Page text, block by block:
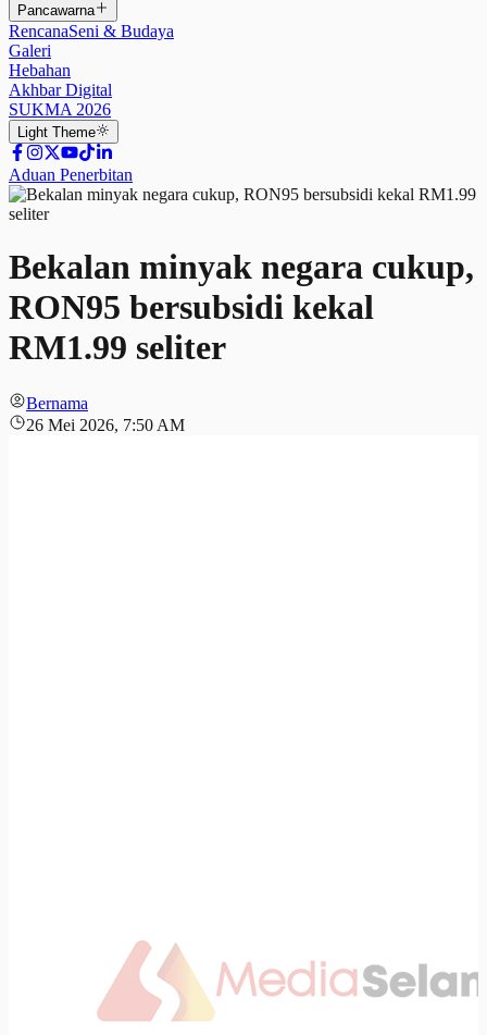
Pancawarna
RencanaSeni & Budaya
Galeri
Hebahan
Akhbar Digital
SUKMA 2026
Light Theme
Aduan Penerbitan
Bekalan minyak negara cukup,
RON95 bersubsidi kekal
RM1.99 seliter
Bernama
26 Mei 2026, 7:50 AM